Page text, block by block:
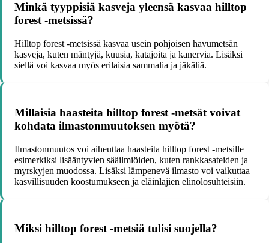
Minkä tyyppisiä kasveja yleensä kasvaa hilltop
forest -metsissä?
Hilltop forest -metsissä kasvaa usein pohjoisen havumetsän
kasveja, kuten mäntyjä, kuusia, katajoita ja kanervia. Lisäksi
siellä voi kasvaa myös erilaisia sammalia ja jäkäliä.
Millaisia haasteita hilltop forest -metsät voivat
kohdata ilmastonmuutoksen myötä?
Ilmastonmuutos voi aiheuttaa haasteita hilltop forest -metsille
esimerkiksi lisääntyvien sääilmiöiden, kuten rankkasateiden ja
myrskyjen muodossa. Lisäksi lämpenevä ilmasto voi vaikuttaa
kasvillisuuden koostumukseen ja eläinlajien elinolosuhteisiin.
Miksi hilltop forest -metsiä tulisi suojella?